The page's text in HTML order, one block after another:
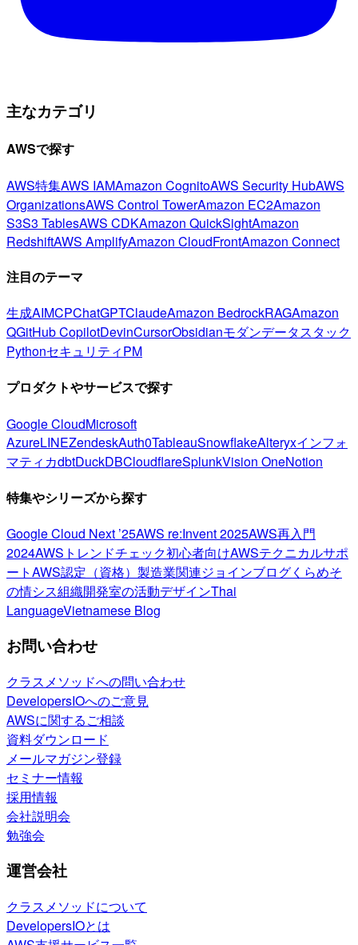
主なカテゴリ
AWSで探す
AWS特集AWS IAMAmazon CognitoAWS Security HubAWS
OrganizationsAWS Control TowerAmazon EC2Amazon
S3S3 TablesAWS CDKAmazon QuickSightAmazon
RedshiftAWS AmplifyAmazon CloudFrontAmazon Connect
注目のテーマ
生成AIMCPChatGPTClaudeAmazon BedrockRAGAmazon
QGitHub CopilotDevinCursorObsidianモダンデータスタック
PythonセキュリティPM
プロダクトやサービスで探す
Google CloudMicrosoft
AzureLINEZendeskAuth0TableauSnowflakeAlteryxインフォ
マティカdbtDuckDBCloudflareSplunkVision OneNotion
特集やシリーズから探す
Google Cloud Next ’25AWS re:Invent 2025AWS再入門
2024AWSトレンドチェック初心者向けAWSテクニカルサポ
ートAWS認定（資格） 製造業関連ジョインブログくらめそ
の情シス組織開発室の活動デザインThai
LanguageVietnamese Blog
お問い合わせ
クラスメソッドへの問い合わせ
DevelopersIOへのご意見
AWSに関するご相談
資料ダウンロード
メールマガジン登録
セミナー情報
採用情報
会社説明会
勉強会
運営会社
クラスメソッドについて
DevelopersIOとは